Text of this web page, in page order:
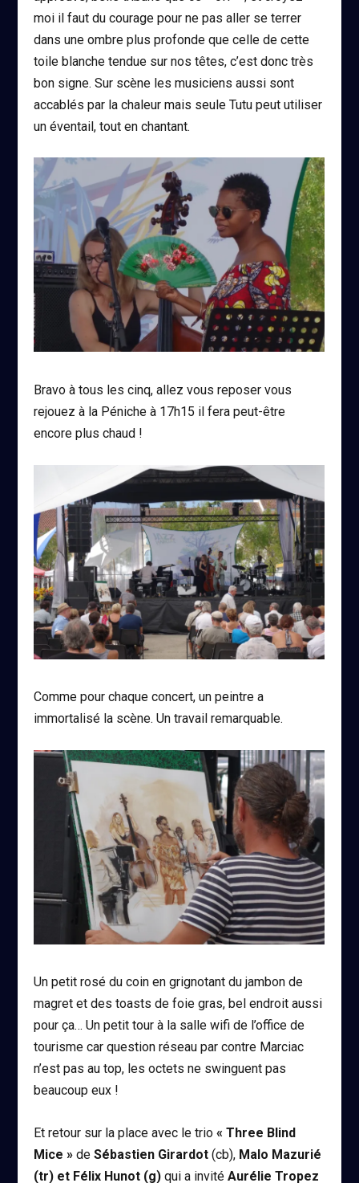
moi il faut du courage pour ne pas aller se terrer
dans une ombre plus profonde que celle de cette
toile blanche tendue sur nos têtes, c’est donc très
bon signe. Sur scène les musiciens aussi sont
accablés par la chaleur mais seule Tutu peut utiliser
un éventail, tout en chantant.
Bravo à tous les cinq, allez vous reposer vous
rejouez à la Péniche à 17h15 il fera peut-être
encore plus chaud !
Comme pour chaque concert, un peintre a
immortalisé la scène. Un travail remarquable.
Un petit rosé du coin en grignotant du jambon de
magret et des toasts de foie gras, bel endroit aussi
pour ça… Un petit tour à la salle wifi de l’office de
tourisme car question réseau par contre Marciac
n’est pas au top, les octets ne swinguent pas
beaucoup eux !
Et retour sur la place avec le trio« Three Blind
Mice » deSébastien Girardot (cb), Malo Mazurié
(tr) et Félix Hunot (g) qui a invitéAurélie Tropez